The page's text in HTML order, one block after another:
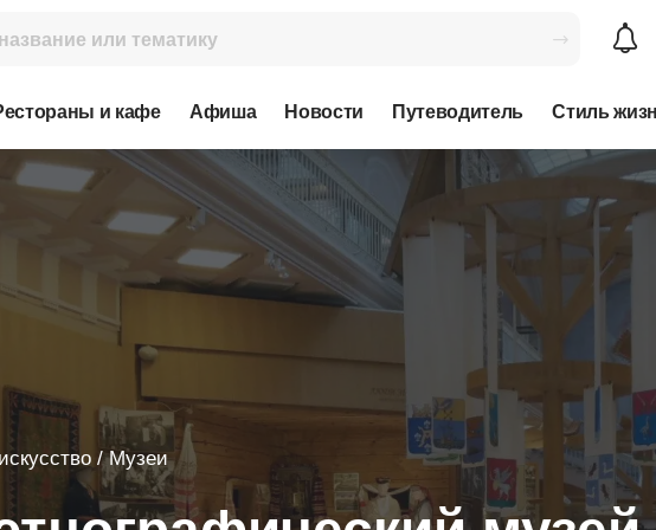
и кафе Афиша Новости Путеводитель Стиль
/Музеи